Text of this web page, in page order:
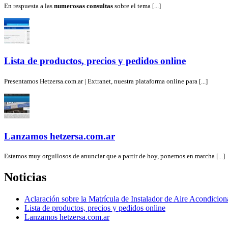
En respuesta a las numerosas consultas sobre el tema [...]
Lista de productos, precios y pedidos online
Presentamos Hetzersa.com.ar | Extranet, nuestra plataforma online para [...]
Lanzamos hetzersa.com.ar
Estamos muy orgullosos de anunciar que a partir de hoy, ponemos en marcha [...]
Noticias
Aclaración sobre la Matrícula de Instalador de Aire
Lista de productos, precios y pedidos online
Lanzamos hetzersa.com.ar